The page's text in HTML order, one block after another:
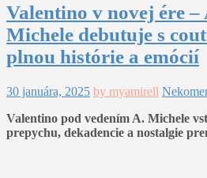
Valentino v novej ére –
Michele debutuje s
plnou histórie a emócií
30 januára, 2025 by myamirell
Valentino pod vedením A. Michele
prepychu, dekadencie a nostalgie